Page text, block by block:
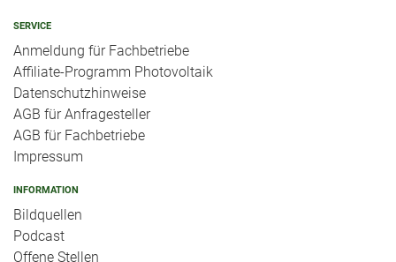
Marktübersicht Lithium-Speicher (AC)
Marktübersicht andere Speichertechnologien
SERVICE
Anmeldung für Fachbetriebe
Affiliate-Programm Photovoltaik
Datenschutzhinweise
AGB für Anfragesteller
AGB für Fachbetriebe
Impressum
INFORMATION
Bildquellen
Podcast
Offene Stellen